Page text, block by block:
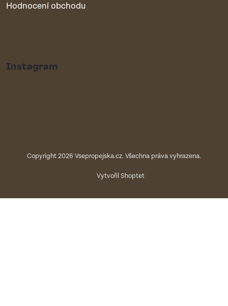
Hodnocení obchodu
Instagram
Vytvořil Shoptet
Copyright 2026 Vsepropejska.cz. Všechna práva vyhrazena.